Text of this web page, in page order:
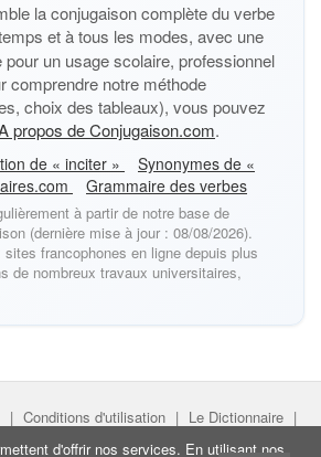
la conjugaison complète du verbe
et à tous les modes, avec une
pour un usage scolaire, professionnel
comprendre notre méthode
choix des tableaux), vous pouvez
propos de Conjugaison.com.
de « inciter »
Synonymes de «
Grammaire des verbes
à partir de notre base de
(dernière mise à jour : 08/08/2026).
francophones en ligne depuis plus
de nombreux travaux universitaires,
| Conditions d'utilisation | Le Dictionnaire |
un lien | Liens utiles
d'offrir nos services. En utilisant nos